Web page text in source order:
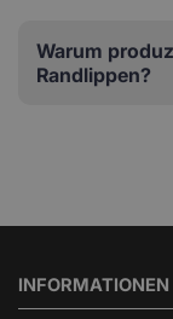
Warum
Randlippen?
INFORMATIONEN